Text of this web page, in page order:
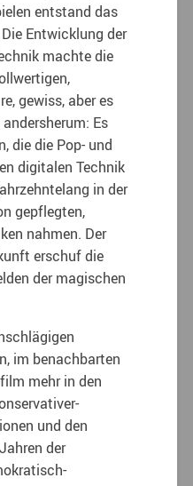
entstand das
Entwicklung der
machte die
gewiss, aber es
Es
die die Pop- und
digitalen Technik
in der
gepflegten,
nahmen. Der
erschuf die
der magischen
im benachbarten
mehr in den
und den
der